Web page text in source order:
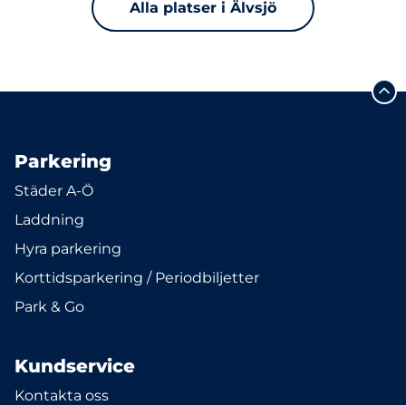
Alla platser i Älvsjö
Parkering
Städer A-Ö
Laddning
Hyra parkering
Korttidsparkering / Periodbiljetter
Park & Go
Kundservice
Kontakta oss